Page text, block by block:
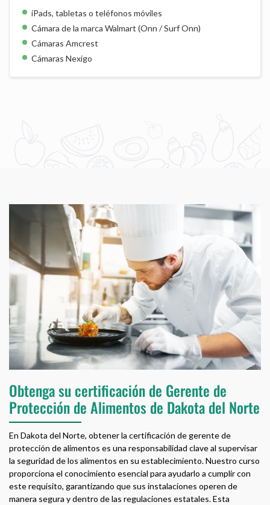
iPads, tabletas o teléfonos móviles
Cámara de la marca Walmart (Onn / Surf Onn)
Cámaras Amcrest
Cámaras Nexigo
Obtenga su certificación de Gerente de
Protección de Alimentos de Dakota del Norte
En Dakota del Norte, obtener la certificación de gerente de
protección de alimentos es una responsabilidad clave al supervisar
la seguridad de los alimentos en su establecimiento. Nuestro curso
proporciona el conocimiento esencial para ayudarlo a cumplir con
este requisito, garantizando que sus instalaciones operen de
manera segura y dentro de las regulaciones estatales. Esta